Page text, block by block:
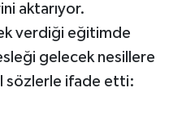
aktarıyor.
verdiği eğitimde
gelecek nesillere
sözlerle ifade etti: